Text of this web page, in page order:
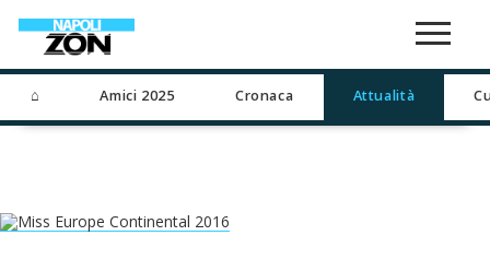
⌂ Amici 2025 Cronaca Attualità